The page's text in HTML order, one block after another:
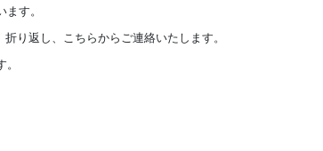
す。
り返し、こちらからご連絡いたします。